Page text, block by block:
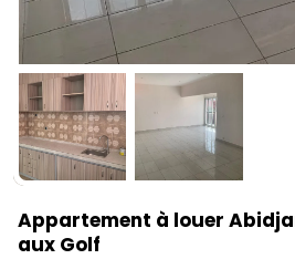
Appartement à louer
aux Golf